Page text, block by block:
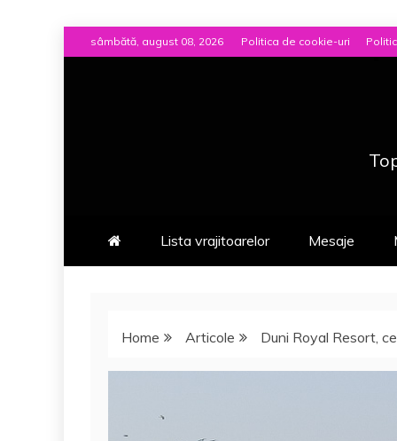
to
sâmbătă, august 08, 2026 Politica de cookie-uri
Lista vrajitoarelor Mesaje
Home Articole Duni Royal Resort,